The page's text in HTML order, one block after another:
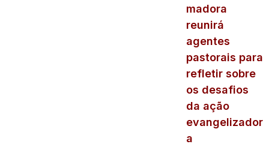
madora
reunirá
agentes
pastorais para
refletir sobre
os desafios
da ação
evangelizador
a